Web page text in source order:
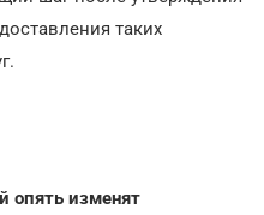
таких
опять изменят